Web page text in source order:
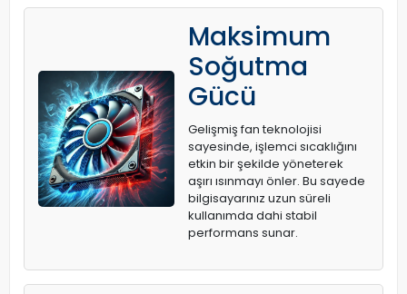
Maksimum
Soğutma
Gücü
Gelişmiş fan teknolojisi
sayesinde, işlemci sıcaklığını
etkin bir şekilde yöneterek
aşırı ısınmayı önler. Bu sayede
bilgisayarınız uzun süreli
kullanımda dahi stabil
performans sunar.